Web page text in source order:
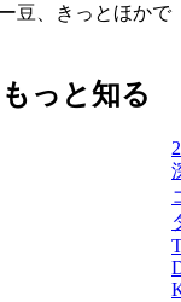
豆、きっとほかで
っと知る